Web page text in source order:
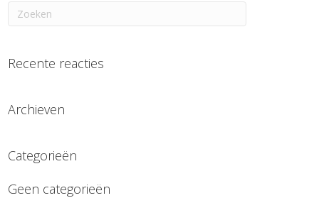
Recente reacties
Archieven
Categorieën
Geen categorieën